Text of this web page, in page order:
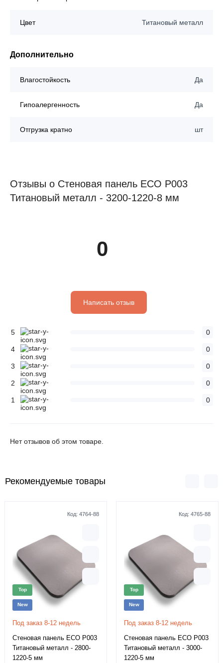
Цвет Титановый металл
Дополнительно
Влагостойкость Да
Гипоалергенность Да
Отгрузка кратно шт
Отзывы о Стеновая панель ECO P003
Титановый металл - 3200-1220-8 мм
0
Написать отзыв
5 0
4 0
3 0
2 0
1 0
Нет отзывов об этом товаре.
Рекомендуемые товары
Код: 4764-88
Top
New
Под заказ 8-12 недель
Стеновая панель ECO P003
Титановый металл - 2800-
1220-5 мм
Код: 4765-88
Top
New
Под заказ 8-12 недель
Стеновая панель ECO P003
Титановый металл - 3000-
1220-5 мм